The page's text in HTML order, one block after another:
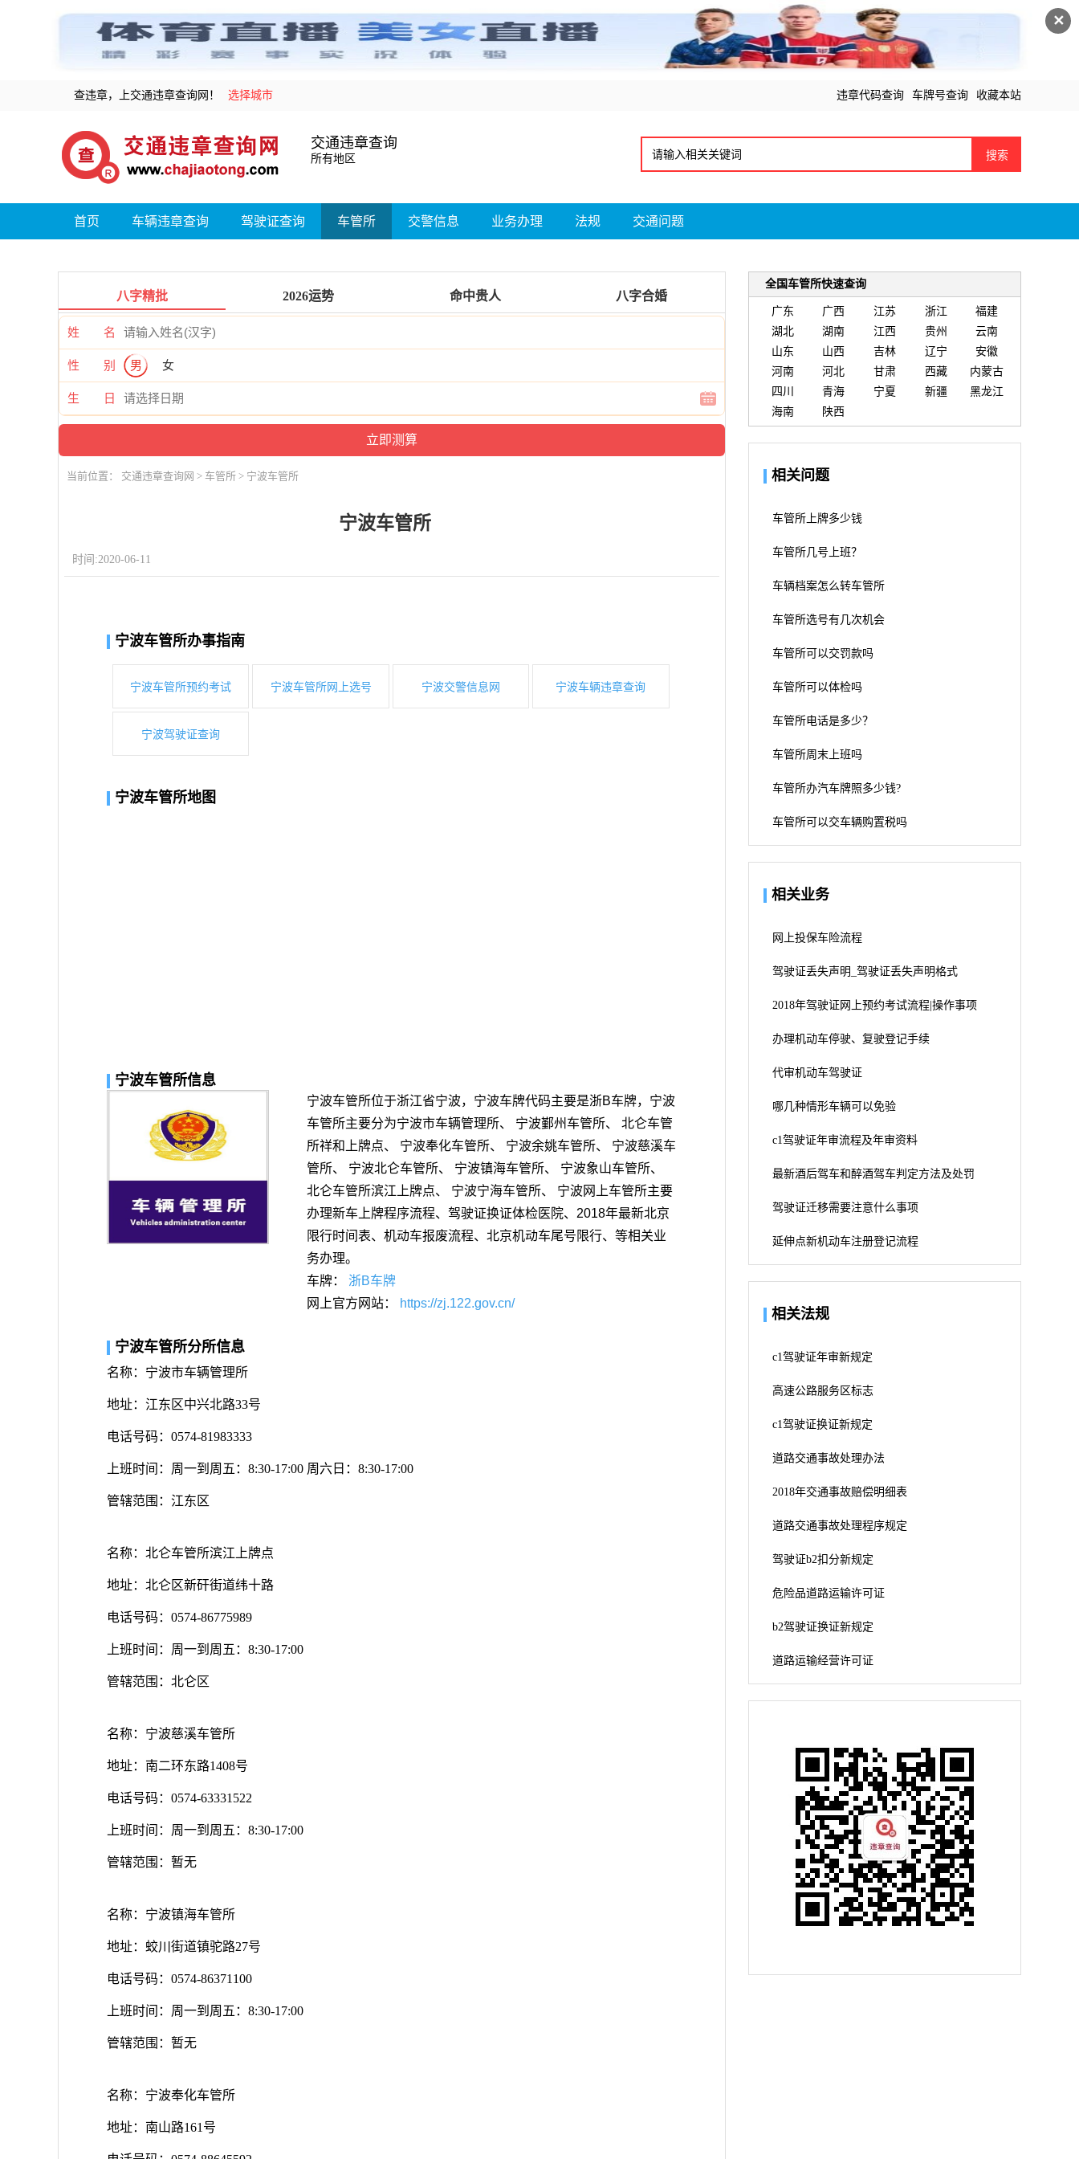
✕
查违章，上交通违章查询网！ 选择城市 违章代码查询 车牌号查询 收藏本站
交通违章查询
所有地区 搜索
首页 车辆违章查询 驾驶证查询 车管所 交警信息 业务办理 法规 交通问题
八字精批 2026运势 命中贵人 八字合婚
姓 名
性 别 男 女
生 日
当前位置： 交通违章查询网 > 车管所 > 宁波车管所
宁波车管所
时间:2020-06-11
宁波车管所办事指南
宁波车管所预约考试 宁波车管所网上选号 宁波交警信息网 宁波车辆违章查询
宁波驾驶证查询
宁波车管所地图
宁波车管所信息
宁波车管所位于浙江省宁波，宁波车牌代码主要是浙B车牌，宁波
车管所主要分为宁波市车辆管理所、 宁波鄞州车管所、 北仑车管
所祥和上牌点、 宁波奉化车管所、 宁波余姚车管所、 宁波慈溪车
管所、 宁波北仑车管所、 宁波镇海车管所、 宁波象山车管所、
北仑车管所滨江上牌点、 宁波宁海车管所、 宁波网上车管所主要
办理新车上牌程序流程、驾驶证换证体检医院、2018年最新北京
限行时间表、机动车报废流程、北京机动车尾号限行、等相关业
务办理。
车牌： 浙B车牌
网上官方网站：
https://zj.122.gov.cn/
宁波车管所分所信息
名称：宁波市车辆管理所
地址：江东区中兴北路33号
电话号码：0574-81983333
上班时间：周一到周五：8:30-17:00 周六日：8:30-17:00
管辖范围：江东区
名称：北仑车管所滨江上牌点
地址：北仑区新矸街道纬十路
电话号码：0574-86775989
上班时间：周一到周五：8:30-17:00
管辖范围：北仑区
名称：宁波慈溪车管所
地址：南二环东路1408号
电话号码：0574-63331522
上班时间：周一到周五：8:30-17:00
管辖范围：暂无
名称：宁波镇海车管所
地址：蛟川街道镇驼路27号
电话号码：0574-86371100
上班时间：周一到周五：8:30-17:00
管辖范围：暂无
名称：宁波奉化车管所
地址：南山路161号
全国车管所快速查询
广东 广西 江苏 浙江
福建
湖北
湖南 江西 贵州
云南
山东
山西 吉林 辽宁
安徽
河南
河北 甘肃 西藏
内蒙古
四川
青海 宁夏 新疆
黑龙江
海南
陕西
相关问题
车管所上牌多少钱
车管所几号上班？
车辆档案怎么转车管所
车管所选号有几次机会
车管所可以交罚款吗
车管所可以体检吗
车管所电话是多少？
车管所周末上班吗
车管所办汽车牌照多少钱?
车管所可以交车辆购置税吗
相关业务
网上投保车险流程
驾驶证丢失声明_驾驶证丢失声明格式
2018年驾驶证网上预约考试流程|操作事项
办理机动车停驶、复驶登记手续
代审机动车驾驶证
哪几种情形车辆可以免验
c1驾驶证年审流程及年审资料
最新酒后驾车和醉酒驾车判定方法及处罚
驾驶证迁移需要注意什么事项
延伸点新机动车注册登记流程
相关法规
c1驾驶证年审新规定
高速公路服务区标志
c1驾驶证换证新规定
道路交通事故处理办法
2018年交通事故赔偿明细表
道路交通事故处理程序规定
驾驶证b2扣分新规定
危险品道路运输许可证
b2驾驶证换证新规定
道路运输经营许可证